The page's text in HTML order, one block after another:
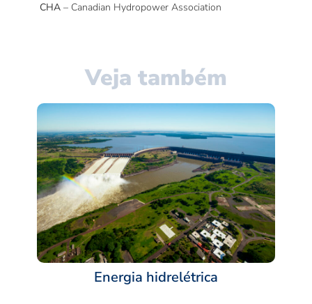
CHA – Canadian Hydropower Association
Veja também
Energia hidrelétrica